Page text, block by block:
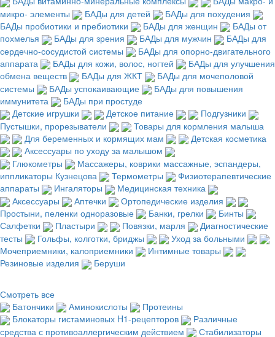
микро- элементы
БАДы для детей
БАДы для похудения
БАДы пробиотики и пребиотики
БАДы для женщин
БАДы от
похмелья
БАДы для зрения БАДы для мужчин
БАДы для
сердечно-сосудистой системы
БАДы для опорно-двигательного
аппарата
БАДы для кожи, волос, ногтей
БАДы для улучшения
обмена веществ
БАДы для ЖКТ
БАДы для мочеполовой
системы
БАДы успокаивающие
БАДы для повышения
иммунитета
БАДы при простуде
Детские игрушки
Детское питание
Подгузники
Пустышки, прорезыватели
Товары для кормления малыша
Для беременных и кормящих мам
Детская косметика
Аксессуары по уходу за малышом
Глюкометры
Массажеры, коврики массажные, эспандеры,
иппликаторы Кузнецова
Термометры
Физиотерапевтические
аппараты
Ингаляторы
Медицинская техника
Аксессуары
Аптечки
Ортопедические изделия
Простыни, пеленки одноразовые
Банки, грелки
Бинты
Салфетки
Пластыри Повязки, марля
Диагностические
тесты
Гольфы, колготки, бриджы
Уход за больными
Мочеприемники, калоприемники
Интимные товары
Резиновые изделия
Беруши
Смотреть все
Батончики
Аминокислоты
Протеины
Блокаторы гистаминовых H1-рецепторов
Различные
средства с противоаллергическим действием
Стабилизаторы